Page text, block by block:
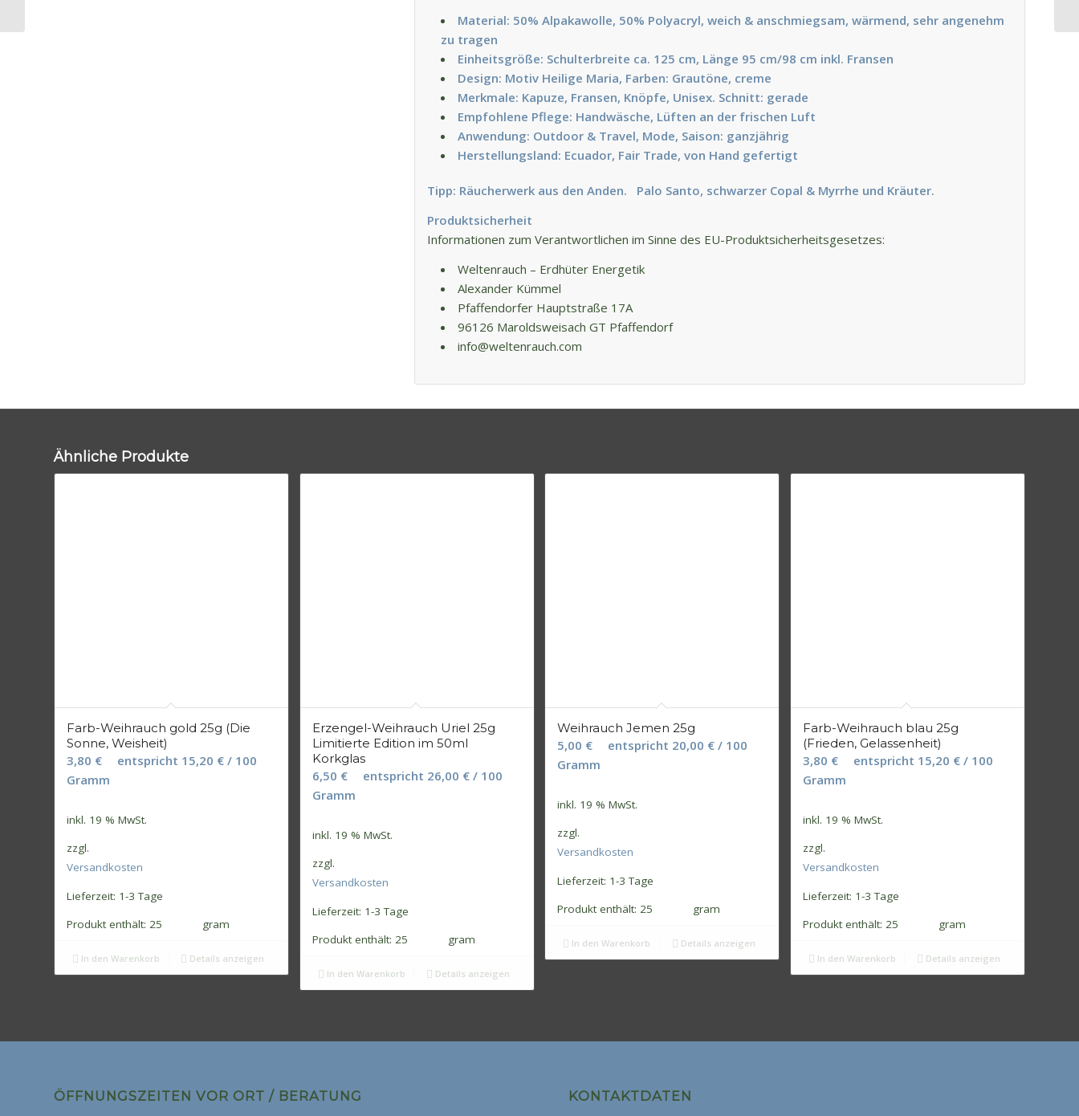
Material: 50% Alpakawolle, 50% Polyacryl, weich & anschmiegsam, wärmend, sehr angenehm
zu tragen
Einheitsgröße: Schulterbreite ca. 125 cm, Länge 95 cm/98 cm inkl. Fransen
Design: Motiv Heilige Maria, Farben: Grautöne, creme
Merkmale: Kapuze, Fransen, Knöpfe, Unisex. Schnitt: gerade
Empfohlene Pflege: Handwäsche, Lüften an der frischen Luft
Anwendung: Outdoor & Travel, Mode, Saison: ganzjährig
Herstellungsland: Ecuador, Fair Trade, von Hand gefertigt
Tipp: Räucherwerk aus den Anden.
Palo Santo, schwarzer Copal & Myrrhe und Kräuter.
Produktsicherheit
Informationen zum Verantwortlichen im Sinne des EU-Produktsicherheitsgesetzes:
Weltenrauch – Erdhüter Energetik
Alexander Kümmel
Pfaffendorfer Hauptstraße 17A
96126 Maroldsweisach GT Pfaffendorf
info@weltenrauch.com
Ähnliche Produkte
Farb-Weihrauch gold 25g (Die
Sonne, Weisheit)
3,80 € entspricht 15,20 € / 100
Gramm
inkl. 19 % MwSt.
zzgl.
Versandkosten
Lieferzeit: 1-3 Tage
Produkt enthält: 25
gram
In den Warenkorb Details anzeigen
Erzengel-Weihrauch Uriel 25g
Limitierte Edition im 50ml
Korkglas
6,50 € entspricht 26,00 €/ 100
Gramm
inkl. 19 % MwSt.
zzgl.
Versandkosten
Lieferzeit: 1-3 Tage
Produkt enthält: 25
gram
In den Warenkorb Details anzeigen
Weihrauch Jemen 25g
5,00 € entspricht 20,00 € / 100
Gramm
inkl. 19 % MwSt.
zzgl.
Versandkosten
Lieferzeit: 1-3 Tage
Produkt enthält: 25
gram
In den Warenkorb Details anzeigen
Farb-Weihrauch blau 25g
(Frieden, Gelassenheit)
3,80 € entspricht 15,20 €/ 100
Gramm
inkl. 19 % MwSt.
zzgl.
Versandkosten
Lieferzeit: 1-3 Tage
Produkt enthält: 25
gram
In den Warenkorb Details anzeigen
ÖFFNUNGSZEITEN VOR ORT / BERATUNG
KONTAKTDATEN